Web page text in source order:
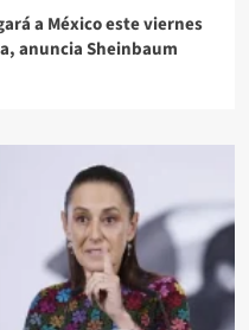
a México este viernes
anuncia Sheinbaum